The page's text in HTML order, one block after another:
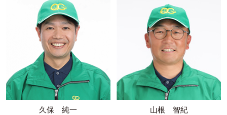
久保 純一 山根 智紀